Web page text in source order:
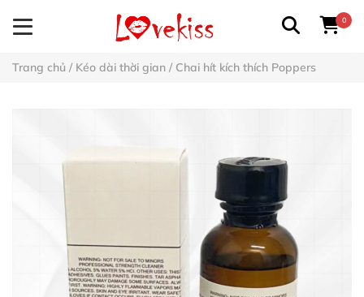
0
Trang chủ / Kéo dài thời gian / Chai hít kích thích Poppers